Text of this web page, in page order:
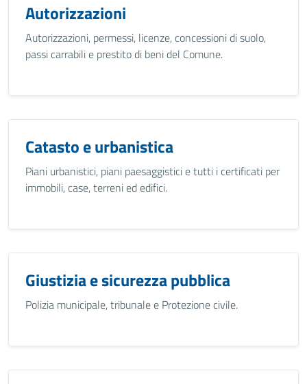
Autorizzazioni
Autorizzazioni, permessi, licenze, concessioni di suolo,
passi carrabili e prestito di beni del Comune.
Catasto e urbanistica
Piani urbanistici, piani paesaggistici e tutti i certificati per
immobili, case, terreni ed edifici.
Giustizia e sicurezza pubblica
Polizia municipale, tribunale e Protezione civile.